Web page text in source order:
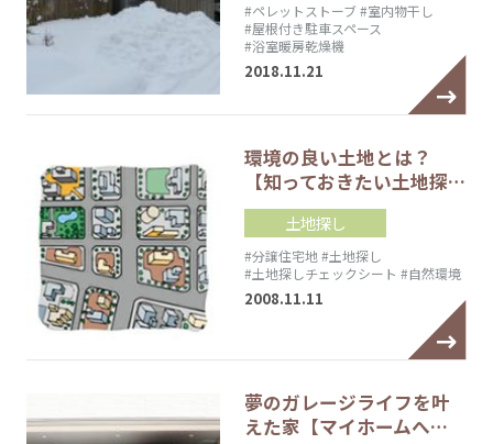
#ペレットストーブ#室内物干し
#屋根付き駐車スペース
#浴室暖房乾燥機
2018.11.21
環境の良い土地とは？
【知っておきたい土地探…
土地探し
#分譲住宅地#土地探し
#土地探しチェックシート #自然環境
2008.11.11
夢のガレージライフを叶
えた家【マイホームへ…